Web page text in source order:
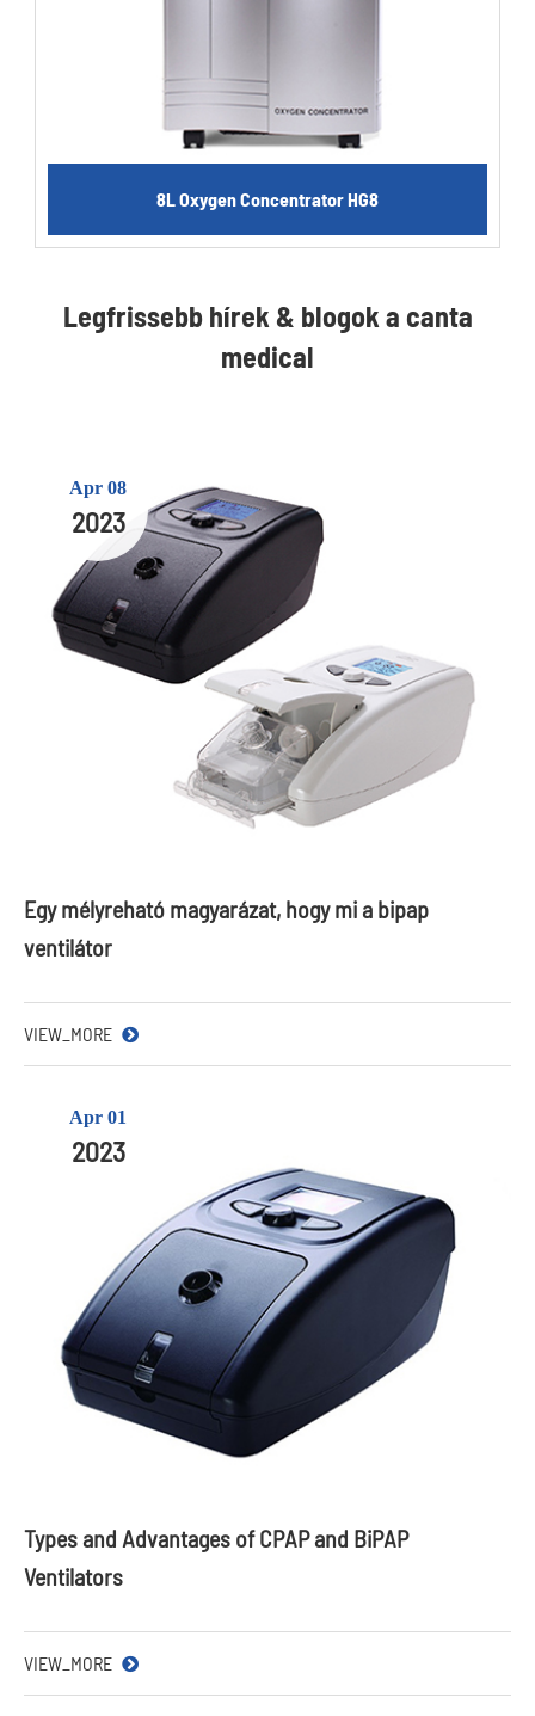
8L Oxygen Concentrator HG8
Legfrissebb hírek & blogok a canta
medical
Apr 08
2023
Egy mélyreható magyarázat, hogy mi a bipap
ventilátor
VIEW_MORE
Apr 01
2023
Types and Advantages of CPAP and BiPAP
Ventilators
VIEW_MORE